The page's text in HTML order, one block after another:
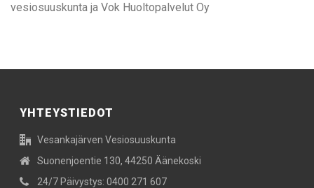
vesiosuuskunta ja Vok Huoltopalvelut Oy
YHTEYSTIEDOT
Vesankajärven Vesiosuuskunta
Suonenjoentie 130, 44250 Äänekoski
24/7 Päivystys: 0400 271 607